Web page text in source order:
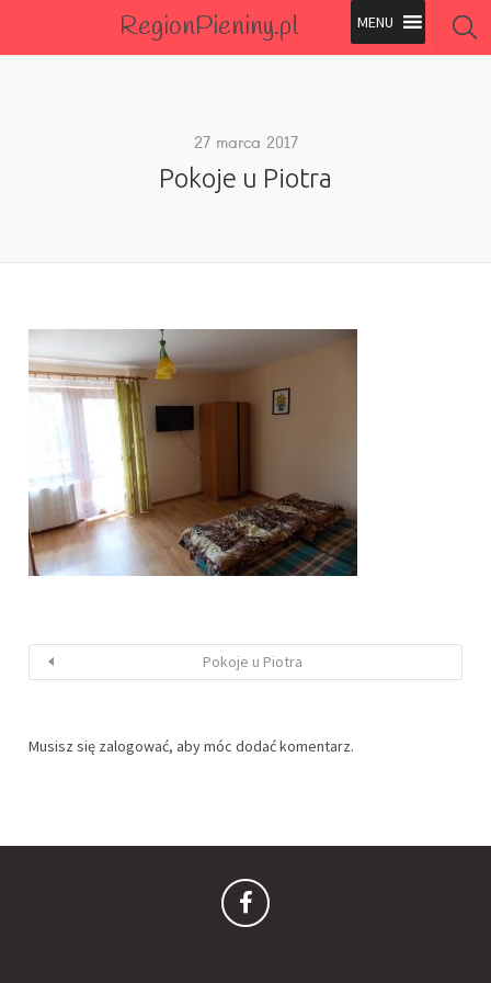
RegionPieniny.pl
Wszystkie Obiekty
27 marca 2017
Pokoje u Piotra
Pokoje u Piotra
Musisz się zalogować, aby móc dodać komentarz.